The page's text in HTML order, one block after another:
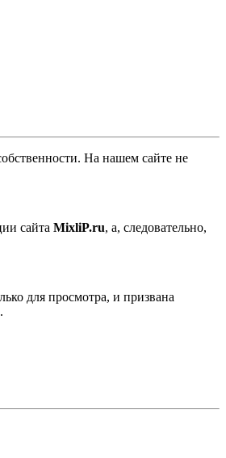
На нашем сайте не
сайта MixliP.ru, а, следовательно,
для просмотра, и призвана